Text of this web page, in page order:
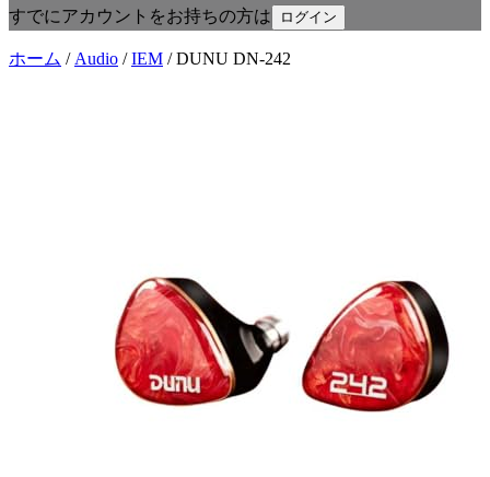
すでにアカウントをお持ちの方は ログイン
ホーム / Audio /IEM /DUNU DN-242